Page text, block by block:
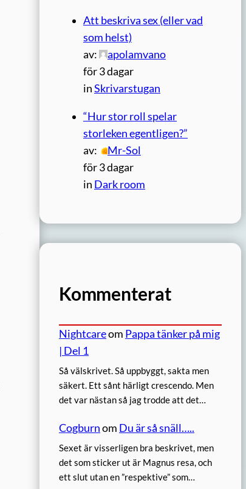
Att beskriva sex (eller vad
som helst)
av:
apolamvano
för 3 dagar
inSkrivarstugan
“Hur stor roll spelar
storleken egentligen?”
av:
Mr-Sol
för 3 dagar
in Dark room
Kommenterat
Nightcareom Pappa tänker på mig
| Del 1
Så välskrivet. Så uppbyggt, sakta men
säkert. Ett sånt härligt crescendo. Men
det var nästan så jag trodde att det…
Cogburnom Du är så snäll…..
Sexet är visserligen bra beskrivet, men
det som sticker ut är Magnus resa, och
ett slut utan en ”respektive” som…